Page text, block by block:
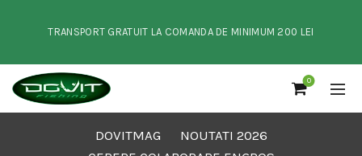
TRANSPORT GRATUIT LA COMANDA DE MINIMUM 200 LEI
0
DOVITMAG
NOUTATI 2026